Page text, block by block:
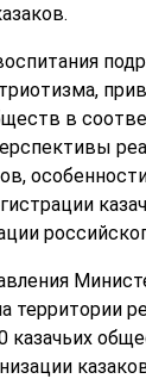
в
казачьих